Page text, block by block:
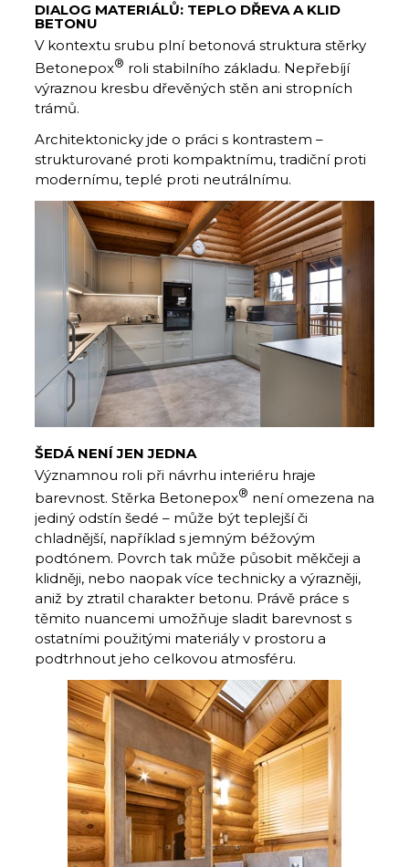
DIALOG MATERIÁLŮ: TEPLO DŘEVA A KLID
BETONU
V kontextu srubu plní betonová struktura stěrky
Betonepox® roli stabilního základu. Nepřebíjí
výraznou kresbu dřevěných stěn ani stropních
trámů.
Architektonicky jde o práci s kontrastem –
strukturované proti kompaktnímu, tradiční proti
modernímu, teplé proti neutrálnímu.
ŠEDÁ NENÍ JEN JEDNA
Významnou roli při návrhu interiéru hraje
barevnost. Stěrka Betonepox® není omezena na
jediný odstín šedé – může být teplejší či
chladnější, například s jemným béžovým
podtónem. Povrch tak může působit měkčeji a
klidněji, nebo naopak více technicky a výrazněji,
aniž by ztratil charakter betonu. Právě práce s
těmito nuancemi umožňuje sladit barevnost s
ostatními použitými materiály v prostoru a
podtrhnout jeho celkovou atmosféru.